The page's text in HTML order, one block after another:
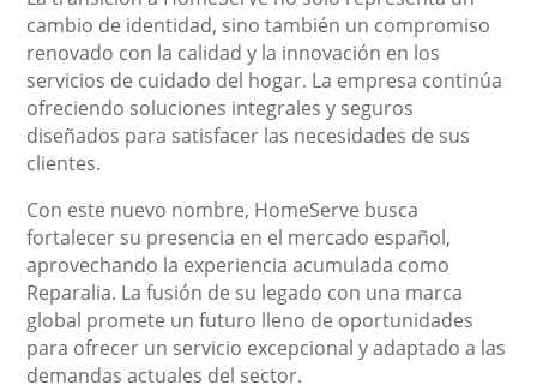
cambio de identidad, sino también un compromiso
renovado con la calidad y la innovación en los
servicios de cuidado del hogar. La empresa continúa
ofreciendo soluciones integrales y seguros
diseñados para satisfacer las necesidades de sus
clientes.
Con este nuevo nombre, HomeServe busca
fortalecer su presencia en el mercado español,
aprovechando la experiencia acumulada como
Reparalia. La fusión de su legado con una marca
global promete un futuro lleno de oportunidades
para ofrecer un servicio excepcional y adaptado a las
demandas actuales del sector.